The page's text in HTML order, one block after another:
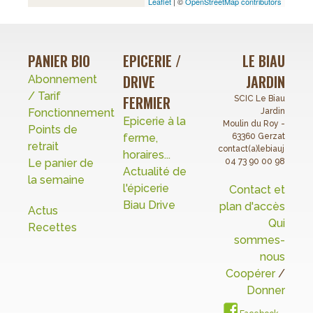
PANIER BIO
Abonnement
/ Tarif
Fonctionnement
Points de
retrait
Le panier de
la semaine
Actus
Recettes
EPICERIE /
DRIVE
FERMIER
Epicerie à la
ferme,
horaires...
Actualité de
l'épicerie
Biau Drive
LE BIAU
JARDIN
SCIC Le Biau
Jardin
Moulin du Roy -
63360 Gerzat
04 73 90 00 98
Contact et
plan d'accès
Qui
sommes-
nous
Coopérer/
Donner